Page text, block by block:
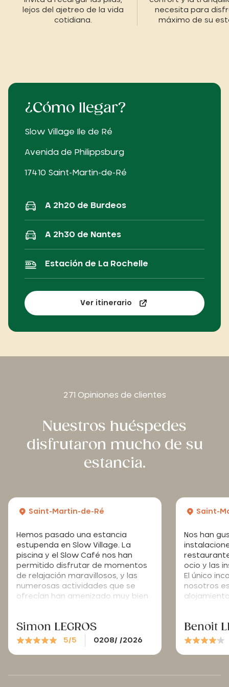
lejos del ajetreo de la vida
cotidiana.
necesita para
máximo de su
¿Cómo llegar?
Slow Village Ile de Ré
Avenida de Philippsburg
17410 Saint-Martin-de-Ré
A 2h20 de Burdeos
A 2h30 de Nantes
Estación de La Rochelle
Ver itinerario
271 Opiniones de clientes
Nuestros huéspedes
disfrutaron mucho de su
estancia.
Saint-Martin-de-Ré
Hemos pasado una estancia
estupenda en Slow Village. La
piscina y el Slow Café nos han
permitido disfrutar de momentos
de relajación maravillosos, y las
numerosas actividades que se
ofrecían han amenizado muy bien
brunch y una sesión de yoga en
familia que nos han encantado.
Mención especial para la actividad
Simon LEGROS
5/5 0208/ /2026
Saint-
Nos han
ocio y las
El único
nosotros
Benoit